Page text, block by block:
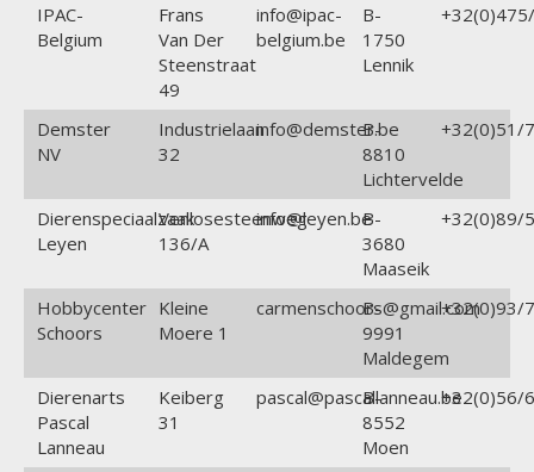
IPAC-
Belgium
Frans
Van Der
Steenstraat
49
info@ipac-
belgium.be
B-
1750
Lennik
Demster
NV
Industrielaan
32
info@demster.be
B-
8810
Lichtervelde
+32(0)51/
Dierenspeciaalzaak
Leyen
Venlosesteenweg
136/A
info@leyen.beB-
3680
Maaseik
+32(0)89/
Hobbycenter
Schoors
Kleine
Moere 1
carmenschoors@gmail.com
B-
9991
Maldegem
+32(0)93/
Dierenarts
Pascal
Lanneau
Keiberg
31
pascal@pascallanneau.be
B-
8552
Moen
+32(0)56/